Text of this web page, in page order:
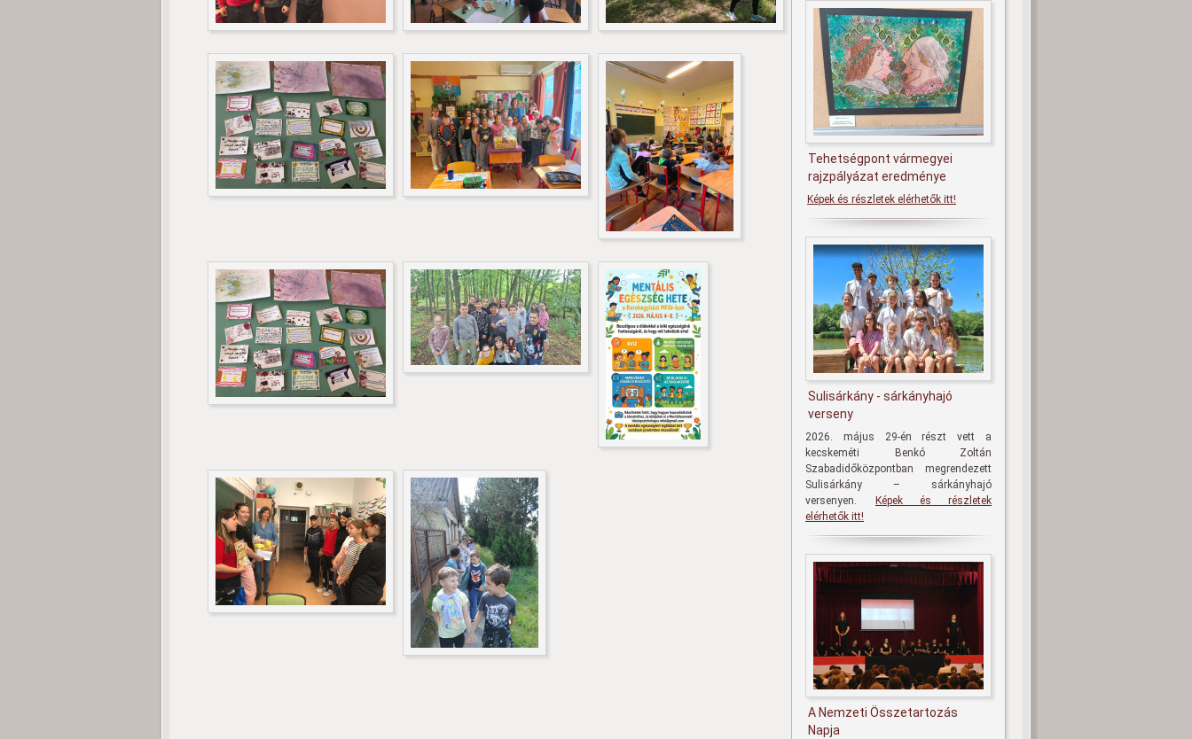
Tehetségpont vármegyei
rajzpályázat eredménye
Képek és részletek elérhetők itt!
Sulisárkány - sárkányhajó
verseny
2026. május 29-én részt vett a
kecskeméti Benkó Zoltán
Szabadidőközpontban megrendezett
Sulisárkány – sárkányhajó
versenyen.
Képek és részletek
elérhetők itt!
A Nemzeti Összetartozás
Napja